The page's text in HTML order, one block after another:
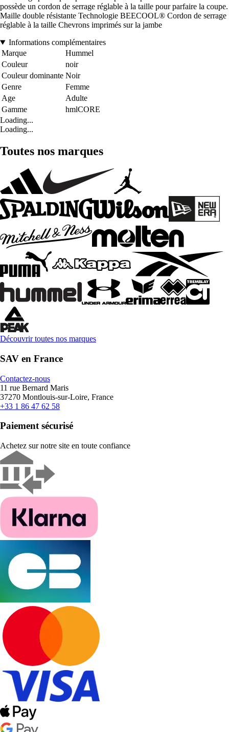
possède un cordon de serrage réglable à la taille pour parfaire la coupe.
Maille double résistante Technologie BEECOOL® Cordon de serrage
réglable à la taille Chevrons imprimés sur la jambe
Informations complémentaires
Marque
Hummel
Couleur
noir
Couleur dominante Noir
Genre
Femme
Age
Adulte
Gamme
hmlCORE
Loading...
Loading...
Toutes nos marques
Découvrir toutes nos marques
SAV en France
Contactez-nous
11 rue Bernard Maris
37270 Montlouis-sur-Loire, France
+33 1 86 47 62 58
Paiement sécurisé
Achetez sur notre site en toute confiance